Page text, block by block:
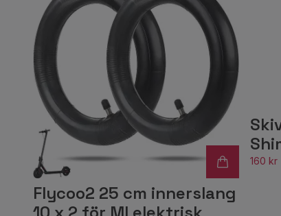
Flycoo2 25 cm innerslang
160 kr